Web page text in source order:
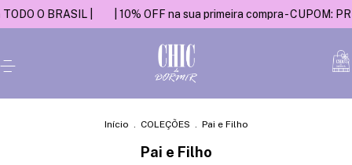
O BRASIL | | 10% OFF na sua primeira compra - CUPOM:
Início . COLEÇÕES . Pai e Filho
Pai e Filho